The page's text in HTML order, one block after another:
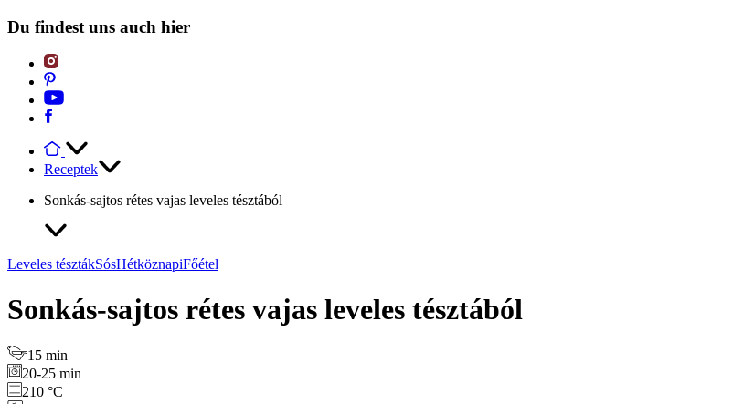
Du findest uns auch hier
Receptek
Sonkás-sajtos rétes vajas leveles tésztából
Leveles tésztákSósHétköznapiFőétel
Sonkás-sajtos rétes vajas leveles tésztából
15 min
20-25 min
210 °C